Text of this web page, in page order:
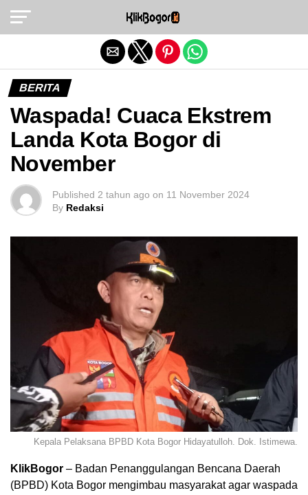
BERITA
Waspada! Cuaca Ekstrem
Landa Kota Bogor di
November
Published 2 tahun ago on 11 November 2024
By Redaksi
Kepala Pelaksana BPBD Kota Bogor Hidayatulloh. Dok. Istimewa.
KlikBogor – Badan Penanggulangan Bencana Daerah
(BPBD) Kota Bogor mengimbau masyarakat agar waspada
Exit mobile version